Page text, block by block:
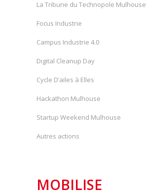
La Tribune du Technopole Mulhouse
Focus Industrie
Campus Industrie 4.0
Digital Cleanup Day
Cycle D’ailes à Elles
Hackathon Mulhouse
Startup Weekend Mulhouse
Autres actions
MOBILISE